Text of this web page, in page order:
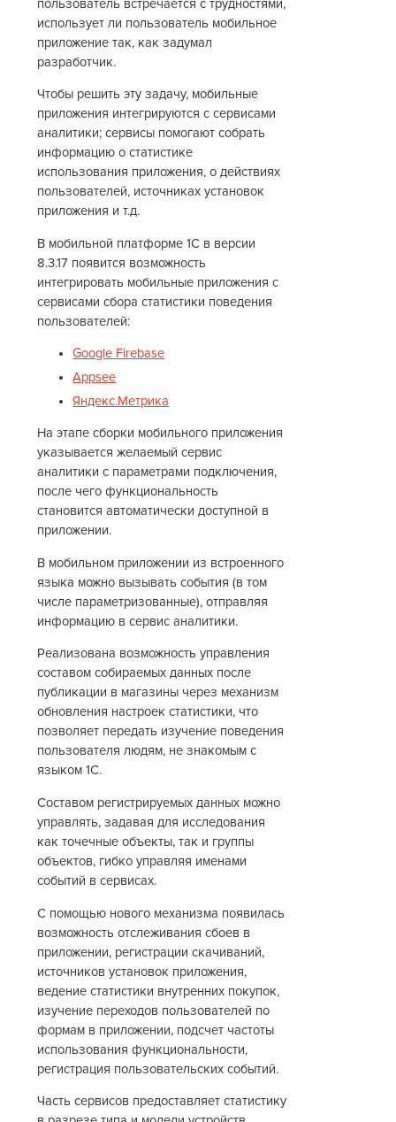
пользователь встречается с трудностями,
использует ли пользователь мобильное
приложение так, как задумал
разработчик.
Чтобы решить эту задачу, мобильные
приложения интегрируются с сервисами
аналитики; сервисы помогают собрать
информацию о статистике
использования приложения, о действиях
пользователей, источниках установок
приложения и т.д.
В мобильной платформе 1С в версии
8.3.17 появится возможность
интегрировать мобильные приложения с
сервисами сбора статистики поведения
пользователей:
Google Firebase
Appsee
Яндекс.Метрика
На этапе сборки мобильного приложения
указывается желаемый сервис
аналитики с параметрами подключения,
после чего функциональность
становится автоматически доступной в
приложении.
В мобильном приложении из встроенного
языка можно вызывать события (в том
числе параметризованные), отправляя
информацию в сервис аналитики.
Реализована возможность управления
составом собираемых данных после
публикации в магазины через механизм
обновления настроек статистики, что
позволяет передать изучение поведения
пользователя людям, не знакомым с
языком 1C.
Составом регистрируемых данных можно
управлять, задавая для исследования
как точечные объекты, так и группы
объектов, гибко управляя именами
событий в сервисах.
С помощью нового механизма появилась
возможность отслеживания сбоев в
приложении, регистрации скачиваний,
источников установок приложения,
ведение статистики внутренних покупок,
изучение переходов пользователей по
формам в приложении, подсчет частоты
использования функциональности,
регистрация пользовательских событий.
Часть сервисов предоставляет статистику